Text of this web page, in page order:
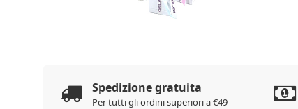
Spedizione gratuita
Per tutti gli ordini superiori a €49